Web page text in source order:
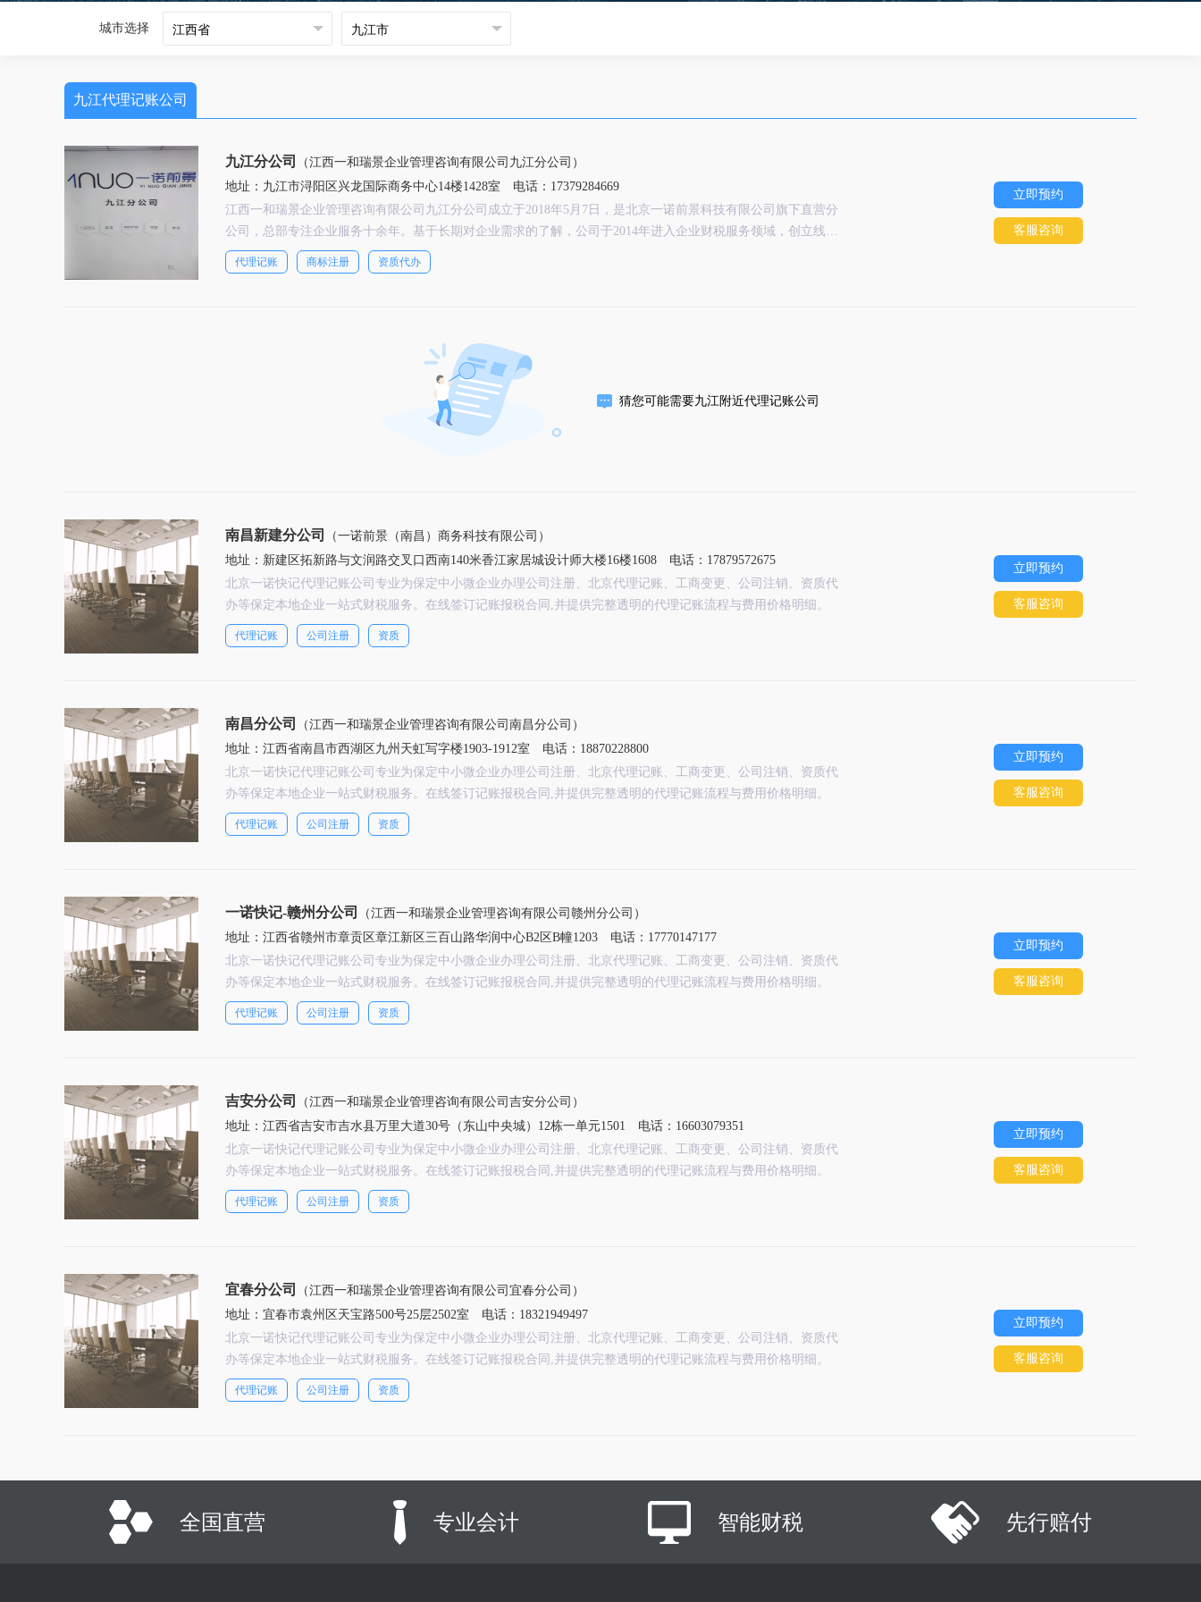
城市选择
九江代理记账公司
九江分公司
（江西一和瑞景企业管理咨询有限公司九江分公司）
地址：九江市浔阳区兴龙国际商务中心14楼1428室
电话：17379284669
江西一和瑞景企业管理咨询有限公司九江分公司成立于2018年5月7日，是北京一诺前景科技有限公司旗下直营分
公司，总部专注企业服务十余年。基于长期对企业需求的了解，公司于2014年进入企业财税服务领域，创立线下
财税服务品牌——一诺快记，为企业提供专业的工商注册、代理记账、会计和审计服务、税务咨询、管理咨询等
系统性、多层次、透明化的财税解决方案，目前在全国30余个省（市）设有300家直营分公司，服务标准统一，
代理记账 商标注册 资质代办
立即预约
客服咨询
猜您可能需要九江附近代理记账公司
南昌新建分公司
（一诺前景（南昌）商务科技有限公司）
地址：新建区拓新路与文润路交叉口西南140米香江家居城设计师大楼16楼1608
电话：17879572675
北京一诺快记代理记账公司专业为保定中小微企业办理公司注册、北京代理记账、工商变更、公司注销、资质代
办等保定本地企业一站式财税服务。在线签订记账报税合同,并提供完整透明的代理记账流程与费用价格明细。
代理记账 公司注册 资质
立即预约
客服咨询
南昌分公司
（江西一和瑞景企业管理咨询有限公司南昌分公司）
地址：江西省南昌市西湖区九州天虹写字楼1903-1912室
电话：18870228800
北京一诺快记代理记账公司专业为保定中小微企业办理公司注册、北京代理记账、工商变更、公司注销、资质代
办等保定本地企业一站式财税服务。在线签订记账报税合同,并提供完整透明的代理记账流程与费用价格明细。
代理记账 公司注册 资质
立即预约
客服咨询
一诺快记-赣州分公司
（江西一和瑞景企业管理咨询有限公司赣州分公司）
地址：江西省赣州市章贡区章江新区三百山路华润中心B2区B幢1203
电话：17770147177
北京一诺快记代理记账公司专业为保定中小微企业办理公司注册、北京代理记账、工商变更、公司注销、资质代
办等保定本地企业一站式财税服务。在线签订记账报税合同,并提供完整透明的代理记账流程与费用价格明细。
代理记账 公司注册 资质
立即预约
客服咨询
吉安分公司
（江西一和瑞景企业管理咨询有限公司吉安分公司）
地址：江西省吉安市吉水县万里大道30号（东山中央城）12栋一单元1501
电话：16603079351
北京一诺快记代理记账公司专业为保定中小微企业办理公司注册、北京代理记账、工商变更、公司注销、资质代
办等保定本地企业一站式财税服务。在线签订记账报税合同,并提供完整透明的代理记账流程与费用价格明细。
代理记账 公司注册 资质
立即预约
客服咨询
宜春分公司
（江西一和瑞景企业管理咨询有限公司宜春分公司）
地址：宜春市袁州区天宝路500号25层2502室
电话：18321949497
北京一诺快记代理记账公司专业为保定中小微企业办理公司注册、北京代理记账、工商变更、公司注销、资质代
办等保定本地企业一站式财税服务。在线签订记账报税合同,并提供完整透明的代理记账流程与费用价格明细。
代理记账 公司注册 资质
立即预约
客服咨询
全国直营 专业会计 智能财税 先行赔付